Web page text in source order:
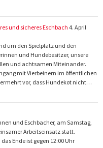
und sicheres Eschbach 4. April
um den Spielplatz und den
und Hundebesitzer, unsere
und achtsamen Miteinander.
mit Vierbeinern im öffentlichen
vor, dass Hundekot nicht…
und Eschbacher, am Samstag,
Arbeitseinsatz statt.
Ende ist gegen 12:00 Uhr